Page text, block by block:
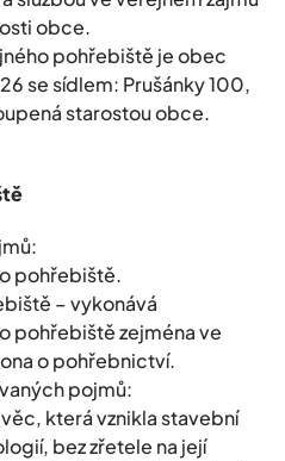
obce.
pohřebiště je obec
se sídlem: Prušánky 100,
starostou obce.
pohřebiště.
– vykonává
pohřebiště zejména ve
o pohřebnictví.
pojmů:
která vznikla stavební
bez zřetele na její